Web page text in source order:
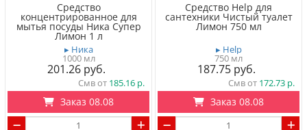
Средство
концентрированное для
мытья посуды Ника Супер
Лимон 1 л
▸ Ника
1000 мл
201.26
Смв от 185.16
Заказ 08.08
Средство Help для
сантехники Чистый туалет
Лимон 750 мл
▸ Help
750 мл
187.75
Смв от 172.73
Заказ 08.08